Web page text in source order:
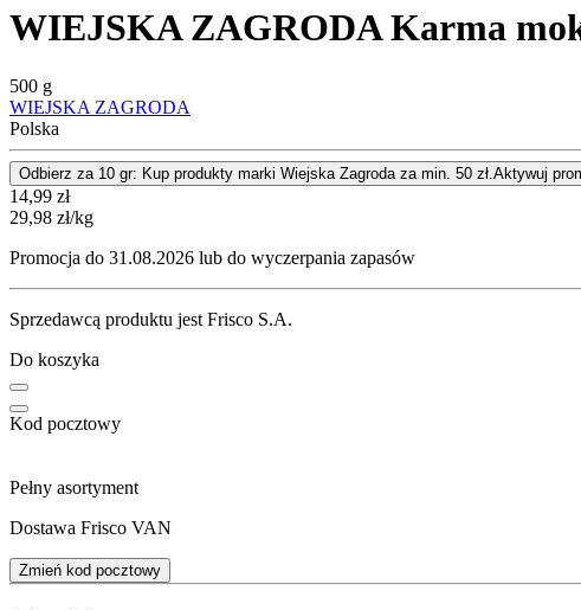
WIEJSKA ZAGRODA Karma
500 g
WIEJSKA ZAGRODA
Polska
Odbierz za 10 gr: Kup produkty marki Wiejska Zagroda za min. 50 zł. Aktywuj
Cena
14,99 zł
29,98 zł/kg
Promocja do 31.08.2026 lub do wyczerpania zapasów
Sprzedawcą produktu jest Frisco S.A.
Do koszyka
Kod pocztowy
Pełny asortyment
Dostawa Frisco VAN
Zmień kod pocztowy